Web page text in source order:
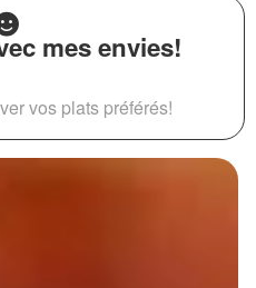
mes envies!
vos plats préférés!